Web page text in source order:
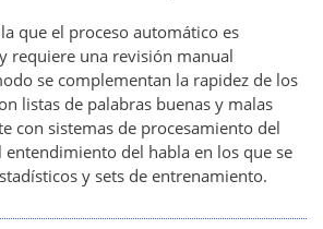
que el proceso automático es
requiere una revisión manual
se complementan la rapidez de los
listas de palabras buenas y malas
con sistemas de procesamiento del
entendimiento del habla en los que se
y sets de entrenamiento.